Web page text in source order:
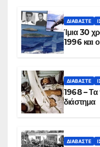
ΔΙΑΒΆΣΤΕ
Ίμια 30
ΔΙΑΒΆΣΤΕ
1968 – Τα
διάστημα
ΔΙΑΒΆΣΤΕ